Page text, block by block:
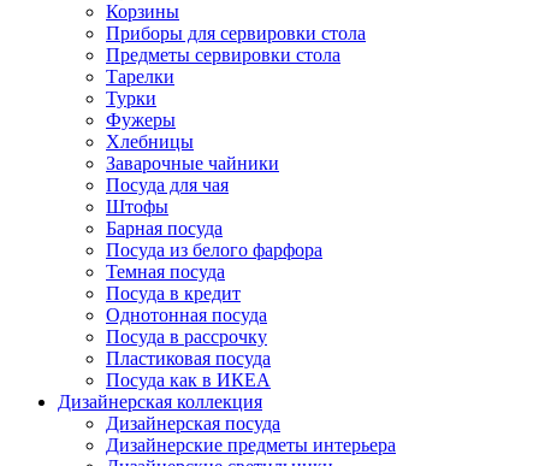
Корзины
Приборы для сервировки стола
Предметы сервировки стола
Тарелки
Турки
Фужеры
Хлебницы
Заварочные чайники
Посуда для чая
Штофы
Барная посуда
Посуда из белого фарфора
Темная посуда
Посуда в кредит
Однотонная посуда
Посуда в рассрочку
Пластиковая посуда
Посуда как в ИКЕА
Дизайнерская коллекция
Дизайнерская посуда
Дизайнерские предметы интерьера